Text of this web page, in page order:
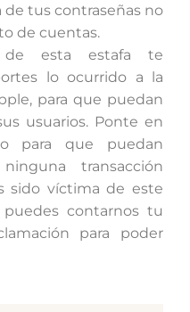
de tus contraseñas no
de cuentas.
esta estafa te
lo ocurrido a la
para que puedan
usuarios. Ponte en
para que puedan
transacción
sido víctima de este
contarnos tu
para poder